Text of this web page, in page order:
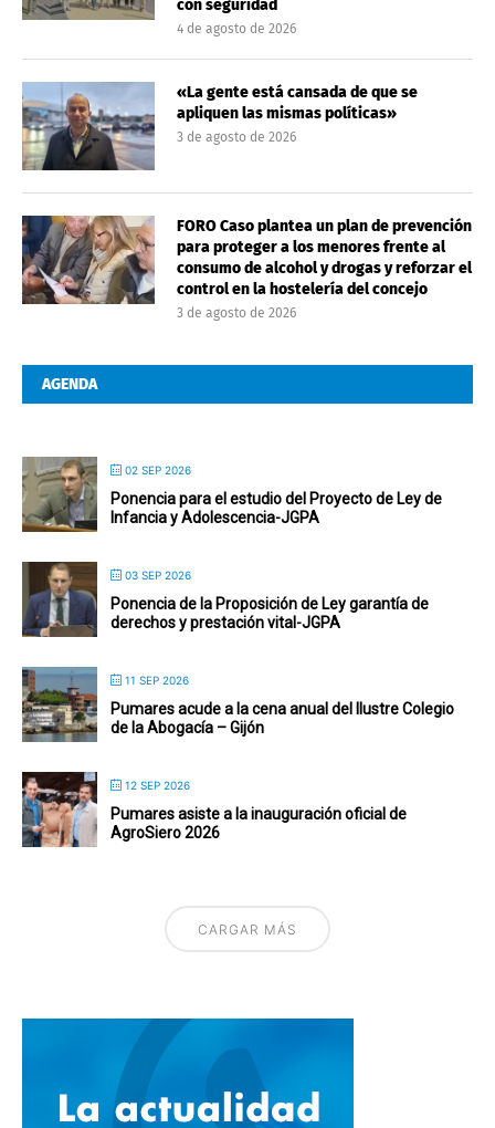
con seguridad
4 de agosto de 2026
«La gente está cansada de que se
apliquen las mismas políticas»
3 de agosto de 2026
FORO Caso plantea un plan de prevención
para proteger a los menores frente al
consumo de alcohol y drogas y reforzar el
control en la hostelería del concejo
3 de agosto de 2026
AGENDA
02 SEP 2026
Ponencia para el estudio del Proyecto de Ley de
Infancia y Adolescencia-JGPA
03 SEP 2026
Ponencia de la Proposición de Ley garantía de
derechos y prestación vital-JGPA
11 SEP 2026
Pumares acude a la cena anual del Ilustre Colegio
de la Abogacía – Gijón
12 SEP 2026
Pumares asiste a la inauguración oficial de
AgroSiero 2026
CARGAR MÁS